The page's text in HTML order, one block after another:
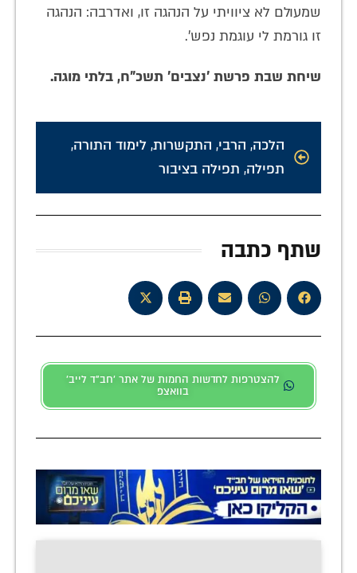
שמעולם לא ציוויתי על הנהגה זו, ואדרבה: הנהגה
זו גורמת לי עוגמת נפש'.
שיחת שבת פרשת 'נצבים' תשכ"ח, בלתי מוגה.
הלכה, הרבי, התקשרות, לימוד התורה,
תפילה, תפילה בציבור
שתף כתבה
להצטרפות לחדשות החמות של אתר 'חב"ד לייב'
בוואצפ